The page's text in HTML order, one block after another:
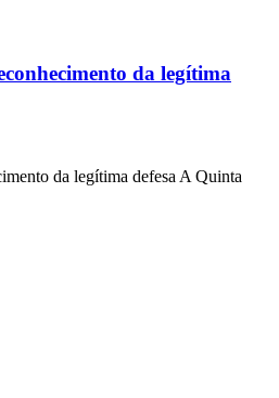
da legítima
da legítima defesa A Quinta